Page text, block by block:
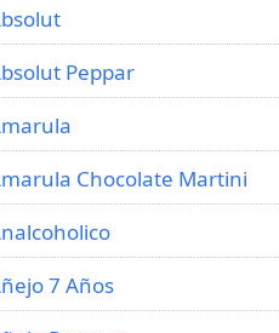
Peppar
Chocolate Martini
7 Años